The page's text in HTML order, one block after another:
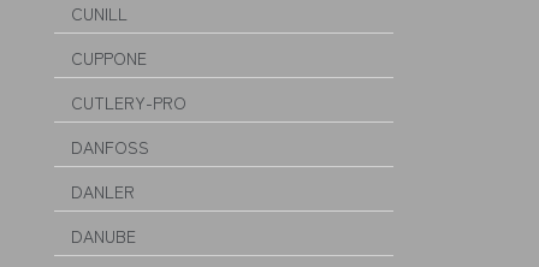
CUNILL
CUPPONE
CUTLERY-PRO
DANFOSS
DANLER
DANUBE